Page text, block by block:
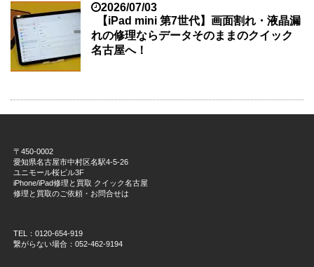
2026/07/03
【iPad mini 第7世代】画面割れ・液晶漏
れの修理ならデータそのままのクイック
名古屋へ！
〒450-0002
愛知県名古屋市中村区名駅4-5-26
ユニモール桜ビル3F
iPhone/iPad修理と買取 クイック名古屋
修理と買取のご依頼・お問合せは
TEL：0120-654-919
繋がらない場合：052-462-9194